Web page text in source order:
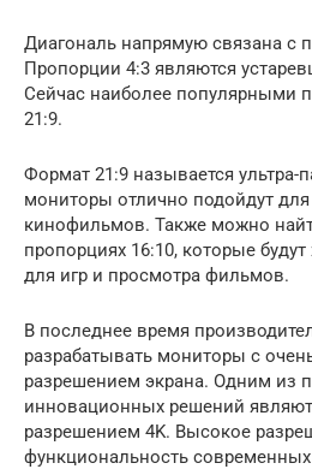
Диагональ напрямую связана с
Пропорции 4:3 являются
Сейчас наиболее популярными
21:9.
Формат 21:9 называется ультра-
мониторы отлично подойдут
кинофильмов. Также можно
пропорциях 16:10, которые
для игр и просмотра фильмов.
В последнее время
разрабатывать мониторы с
разрешением экрана. Одним из
инновационных решений
разрешением 4K. Высокое
функциональность